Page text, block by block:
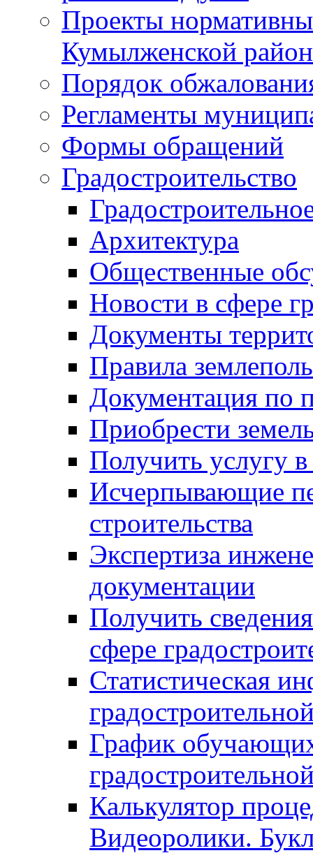
Проекты
Кумылженской
Порядок
Регламенты
Формы обращений
Градостроительство
Архитектура
Общественные
Новости в сфере
Документы
Правила
Документация по
Приобрести
Получить услугу в
Исчерпывающие
строительства
Экспертиза
документации
Получить
сфере
Статистическая
График
Калькулятор
Видеоролики.